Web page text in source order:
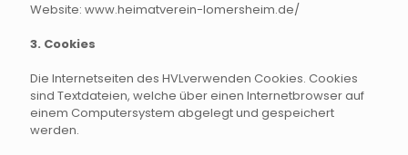
Website: www.heimatverein-lomersheim.de/
3. Cookies
Die Internetseiten des HVLverwenden Cookies. Cookies
sind Textdateien, welche über einen Internetbrowser auf
einem Computersystem abgelegt und gespeichert
werden.